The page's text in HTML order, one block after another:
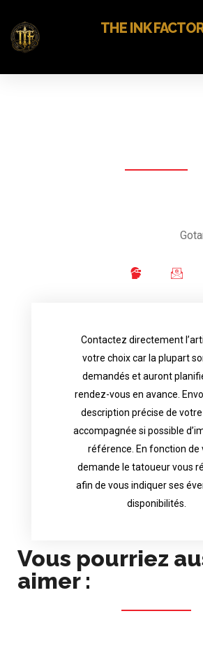
THE INK
Contactez directement
votre choix car la plupart
demandés et auront
rendez-vous en avance.
description précise de
accompagnée si possible
référence. En fonction de
demande le tatoueur vous
afin de vous indiquer ses
disponibilités.
Contact directly the artist
choice because most are in
appointments in advance.
accurate description of your
possible attached with
images. Depending your
tattoo artist will answer to tell
Vous pourriez
aimer :